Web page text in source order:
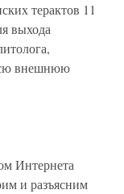
терактов 11
выхода
внешнюю
Интернета
и разъясним